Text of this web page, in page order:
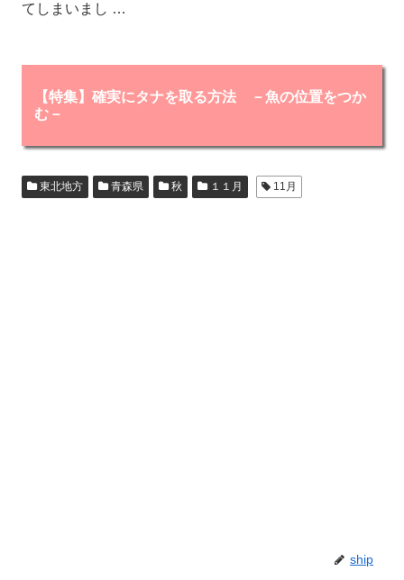
てしまいまし …
【特集】確実にタナを取る方法 －魚の位置をつか
む－
東北地方 青森県 秋 １１月 11月
ship